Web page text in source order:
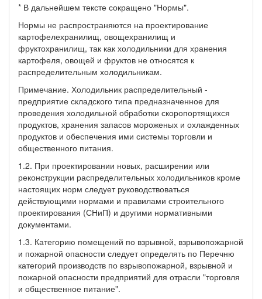
* В дальнейшем тексте сокращено "Нормы".
Нормы не распространяются на проектирование
картофелехранилищ, овощехранилищ и
фруктохранилищ, так как холодильники для хранения
картофеля, овощей и фруктов не относятся к
распределительным холодильникам.
Примечание. Холодильник распределительный -
предприятие складского типа предназначенное для
проведения холодильной обработки скоропортящихся
продуктов, хранения запасов мороженых и охлажденных
продуктов и обеспечения ими системы торговли и
общественного питания.
1.2. При проектировании новых, расширении или
реконструкции распределительных холодильников кроме
настоящих норм следует руководствоваться
действующими нормами и правилами строительного
проектирования (СНиП) и другими нормативными
документами.
1.3. Категорию помещений по взрывной, взрывопожарной
и пожарной опасности следует определять по Перечню
категорий производств по взрывопожарной, взрывной и
пожарной опасности предприятий для отрасли "торговля
и общественное питание".